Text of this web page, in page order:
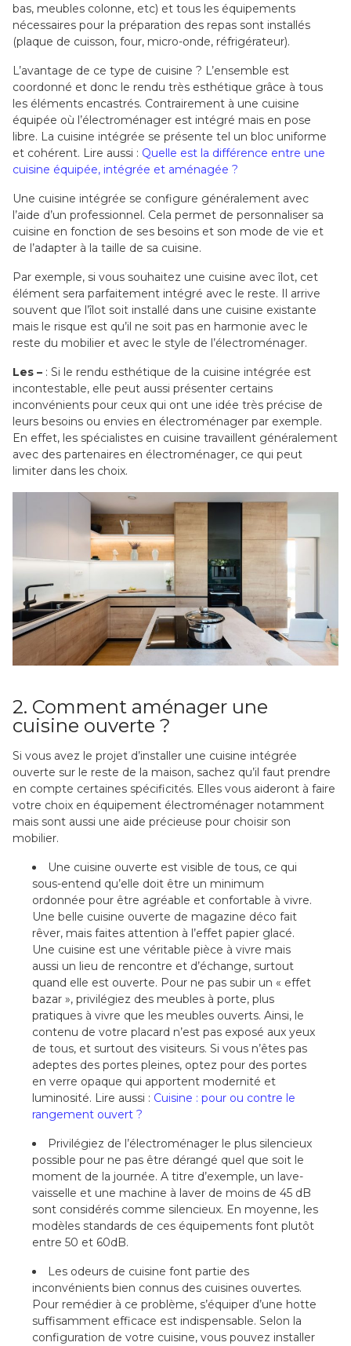
bas, meubles colonne, etc) et tous les équipements
nécessaires pour la préparation des repas sont installés
(plaque de cuisson, four, micro-onde, réfrigérateur).
L’avantage de ce type de cuisine ? L’ensemble est
coordonné et donc le rendu très esthétique grâce à tous
les éléments encastrés. Contrairement à une cuisine
équipée où l’électroménager est intégré mais en pose
libre. La cuisine intégrée se présente tel un bloc uniforme
et cohérent. Lire aussi : Quelle est la différence entre une
cuisine équipée, intégrée et aménagée ?
Une cuisine intégrée se configure généralement avec
l’aide d’un professionnel. Cela permet de personnaliser sa
cuisine en fonction de ses besoins et son mode de vie et
de l’adapter à la taille de sa cuisine.
Par exemple, si vous souhaitez une cuisine avec îlot, cet
élément sera parfaitement intégré avec le reste. Il arrive
souvent que l’îlot soit installé dans une cuisine existante
mais le risque est qu’il ne soit pas en harmonie avec le
reste du mobilier et avec le style de l’électroménager.
Les – : Si le rendu esthétique de la cuisine intégrée est
incontestable, elle peut aussi présenter certains
inconvénients pour ceux qui ont une idée très précise de
leurs besoins ou envies en électroménager par exemple.
En effet, les spécialistes en cuisine travaillent généralement
avec des partenaires en électroménager, ce qui peut
limiter dans les choix.
2. Comment aménager une
cuisine ouverte ?
Si vous avez le projet d’installer une cuisine intégrée
ouverte sur le reste de la maison, sachez qu’il faut prendre
en compte certaines spécificités. Elles vous aideront à faire
votre choix en équipement électroménager notamment
mais sont aussi une aide précieuse pour choisir son
mobilier.
Une cuisine ouverte est visible de tous, ce qui
sous-entend qu’elle doit être un minimum
ordonnée pour être agréable et confortable à vivre.
Une belle cuisine ouverte de magazine déco fait
rêver, mais faites attention à l’effet papier glacé.
Une cuisine est une véritable pièce à vivre mais
aussi un lieu de rencontre et d’échange, surtout
quand elle est ouverte. Pour ne pas subir un « effet
bazar », privilégiez des meubles à porte, plus
pratiques à vivre que les meubles ouverts. Ainsi, le
contenu de votre placard n’est pas exposé aux yeux
de tous, et surtout des visiteurs. Si vous n’êtes pas
adeptes des portes pleines, optez pour des portes
en verre opaque qui apportent modernité et
luminosité. Lire aussi : Cuisine : pour ou contre le
rangement ouvert ?
Privilégiez de l’électroménager le plus silencieux
possible pour ne pas être dérangé quel que soit le
moment de la journée. A titre d’exemple, un lave-
vaisselle et une machine à laver de moins de 45 dB
sont considérés comme silencieux. En moyenne, les
modèles standards de ces équipements font plutôt
entre 50 et 60dB.
Les odeurs de cuisine font partie des
inconvénients bien connus des cuisines ouvertes.
Pour remédier à ce problème, s’équiper d’une hotte
suffisamment efficace est indispensable. Selon la
configuration de votre cuisine, vous pouvez installer